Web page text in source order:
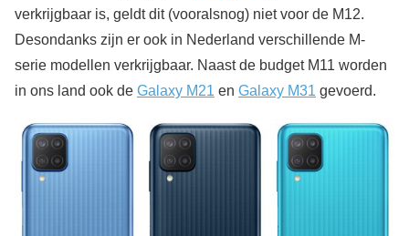
verkrijgbaar is, geldt dit (vooralsnog) niet voor de M12.
Desondanks zijn er ook in Nederland verschillende M-
serie modellen verkrijgbaar. Naast de budget M11 worden
in ons land ook de Galaxy M21 en Galaxy M31 gevoerd.